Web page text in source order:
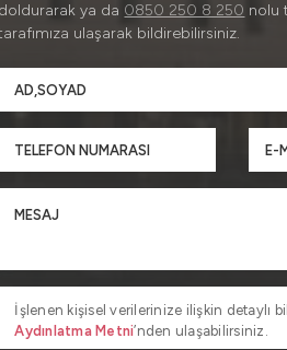
doldurarak ya da 0850 250 8 250 nolu
ulaşarak bildirebilirsiniz.
İşlenen kişisel verilerinize ilişkin detaylı
Aydınlatma Metni’nden ulaşabilirsiniz.